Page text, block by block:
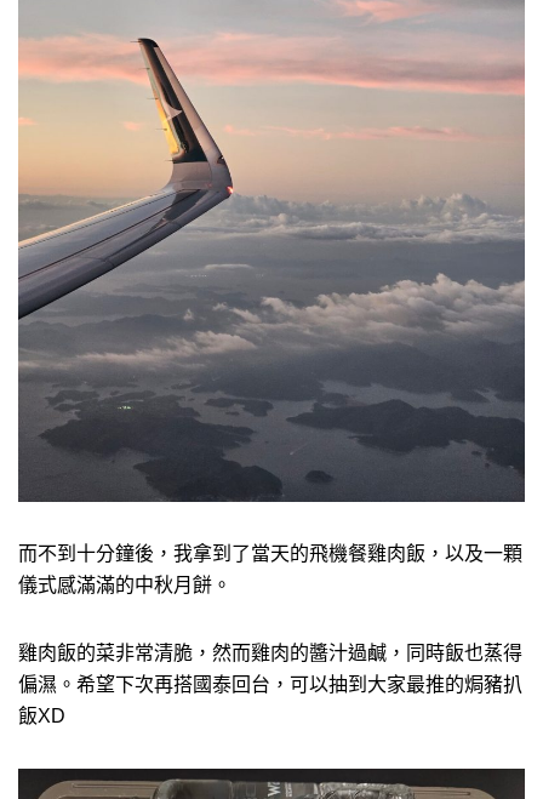
而不到十分鐘後，我拿到了當天的飛機餐雞肉飯，以及一顆
儀式感滿滿的中秋月餅。
雞肉飯的菜非常清脆，然而雞肉的醬汁過鹹，同時飯也蒸得
偏濕。希望下次再搭國泰回台，可以抽到大家最推的焗豬扒
飯XD